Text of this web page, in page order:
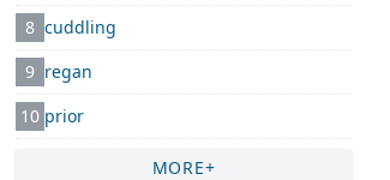
8 cuddling
9 regan
10 prior
MORE+